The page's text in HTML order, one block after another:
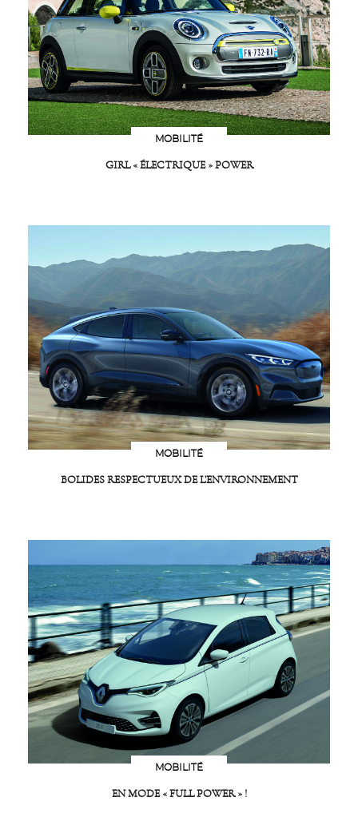
MOBILITÉ
GIRL « ÉLECTRIQUE » POWER
MOBILITÉ
BOLIDES RESPECTUEUX DE L’ENVIRONNEMENT
MOBILITÉ
EN MODE « FULL POWER » !